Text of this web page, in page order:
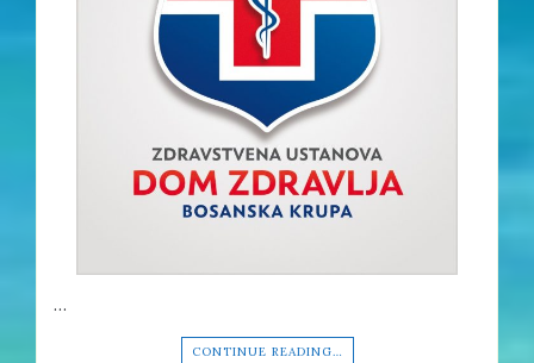
…
CONTINUE READING…